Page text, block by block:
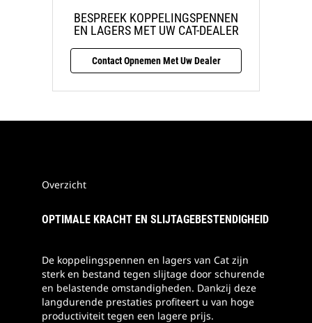
BESPREEK KOPPELINGSPENNEN
EN LAGERS MET UW CAT-DEALER
Contact Opnemen Met Uw Dealer
Overzicht
OPTIMALE KRACHT EN SLIJTAGEBESTENDIGHEID
De koppelingspennen en lagers van Cat zijn
sterk en bestand tegen slijtage door schurende
en belastende omstandigheden. Dankzij deze
langdurende prestaties profiteert u van hoge
productiviteit tegen een lagere prijs.